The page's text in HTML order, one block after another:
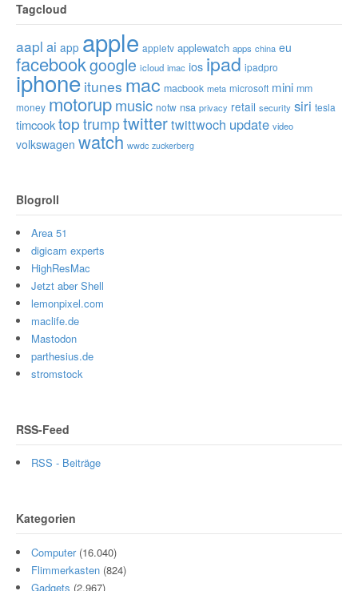
Tagcloud
aapl ai app apple appletv applewatch apps china eu
facebookgoogle icloud imac ios ipad ipadpro
iphone itunes mac macbook meta microsoft mini mm
money motorupmusic notw nsa privacy retail security siri tesla
timcooktop trumptwittertwittwoch update video
volkswagen watch wwdc zuckerberg
Blogroll
Area 51
digicam experts
HighResMac
Jetzt aber Shell
lemonpixel.com
maclife.de
Mastodon
parthesius.de
stromstock
RSS-Feed
RSS - Beiträge
Kategorien
Computer(16.040)
Flimmerkasten (824)
Gadgets (2.967)